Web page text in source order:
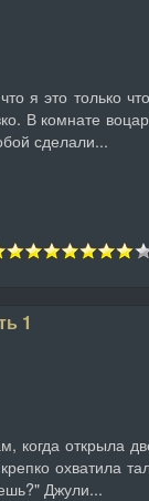
я это только
В комнате
сделали...
1
когда открыла
охватила
Джули...